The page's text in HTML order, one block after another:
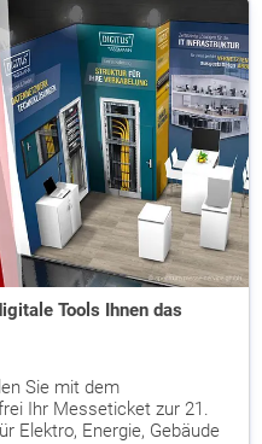
Tools Ihnen das
Sie mit dem
Ihr Messeticket zur 21.
Elektro, Energie, Gebäude